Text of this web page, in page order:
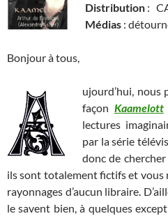
Distribution :
Médias :
Bonjour à tous,
ujourd’hui, nous
façon Kaamelott
lectures
par la série
donc de
ils sont totalement fictifs et vous
rayonnages d’aucun libraire.
le savent bien, à quelques